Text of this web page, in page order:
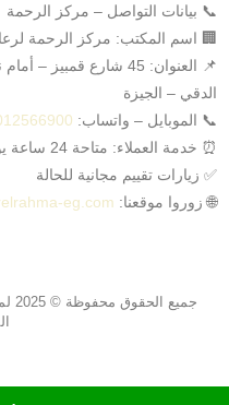
📞 بيانات التواصل – مركز الرحمة
🏢 اسم المكتب: مركز الرحمة
📌 العنوان: 45 شارع
الدقي – الجيزة
📞 الموبايل – واتساب:
⏰ خدمة العملاء: متاحة 24 ساعة يوميًا
✅ زيارات تقييم مجانية للحالة
🌐 زوروا موقعنا: eg.com